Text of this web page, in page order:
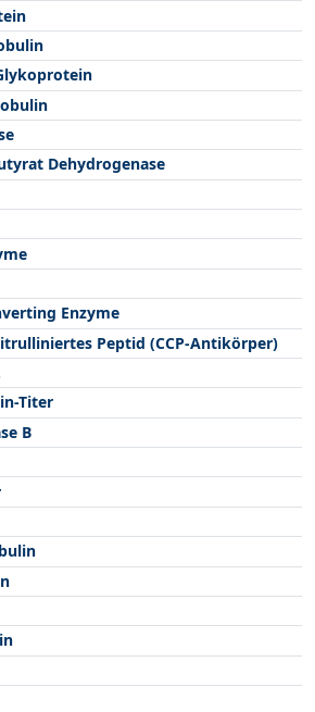
Dehydrogenase
Enzyme
Peptid (CCP-Antikörper)
Titer
B